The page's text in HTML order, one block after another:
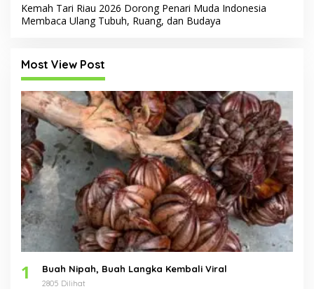
Kemah Tari Riau 2026 Dorong Penari Muda Indonesia
Membaca Ulang Tubuh, Ruang, dan Budaya
Most View Post
1 Buah Nipah, Buah Langka Kembali Viral
2805 Dilihat